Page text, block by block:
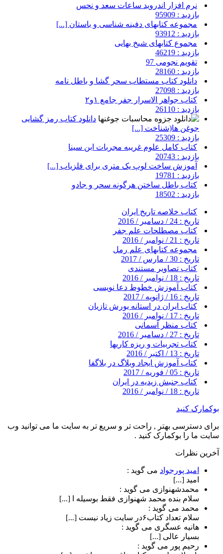
نرم افزار اندروید ساعات سعد و نحس
بازدید : 95909
مجموعه کتابهای دفینه شناسی و باستان [...]
بازدید : 93912
مجموع کتابهای شیخ بهایی
بازدید : 46219
تقویم نجومی 97
بازدید : 28160
دانلود کتاب مستطاب سحر گشا و باطل نامه
بازدید : 27098
کتاب جواهر الاسرار جفر جامع ۱و۲
بازدید : 26110
دانلود کتاب رمز گشایی
جوغن ها(شناخت [...]
بازدید : 25309
کتاب کامل علوم غریبه مجربات ابن سینا
بازدید : 20743
آموزش ساخت لوپ یک متری برای فلزیاب [...]
بازدید : 19781
کتاب باطل ساختن هرگونه سحر و جادو
بازدید : 18502
کتاب خلاصه تاریخ ایران
تاریخ : 24 / دسامبر / 2016
کتاب مصطلحات علم جفر
تاریخ : 21 / نوامبر / 2016
مجموعه کتابهای علم رمل
تاریخ : 30 / مارس / 2017
کتاب تصاویر مستندی
تاریخ : 18 / نوامبر / 2016
کتاب آموزش خطوط دعا نویسی
تاریخ : 16 / ژانویه / 2017
کتاب ایران در استانه یورش تازیان
تاریخ : 17 / نوامبر / 2016
کتاب منظر آسمانی
تاریخ : 27 / دسامبر / 2016
کتاب تجربیات و ریزه کاریها
تاریخ : 13 / اکتبر / 2016
کتاب آموزش ایجاد وبلاگ در بلاگفا
تاریخ : 05 / فوریه / 2017
کتاب جنبش زیدیه در ایران
تاریخ : 18 / نوامبر / 2016
بوکمارک کنید
برای دسترسی بهتر , راحت تر و سریع تر به سایت ما می توانید وب
سایت ما را بوکمارک کنید .
آخرین نظرات
امید پورجواد می گوید :
امید [...]
محمدشهنوازی می گوید :
سلام بنده محمد شهنوازی فقط بوسیله ا [...]
محمد می گوید :
سلام تعداد کتاب۶در سایت زیاد نیست [...]
هانیه عسگری می گوید :
بسیار عالی [...]
رحیم پور می گوید :